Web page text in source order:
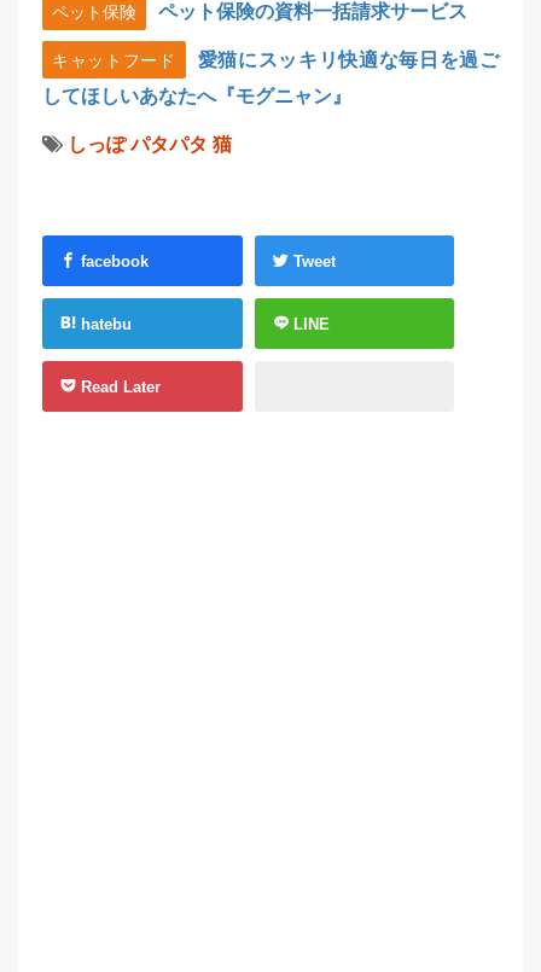
ペット保険 ペット保険の資料一括請求サービス
キャットフード
愛猫にスッキリ快適な毎日を過ご
してほしいあなたへ『モグニャン』
しっぽ パタパタ 猫
facebook Tweet
hatebu LINE
Read Later